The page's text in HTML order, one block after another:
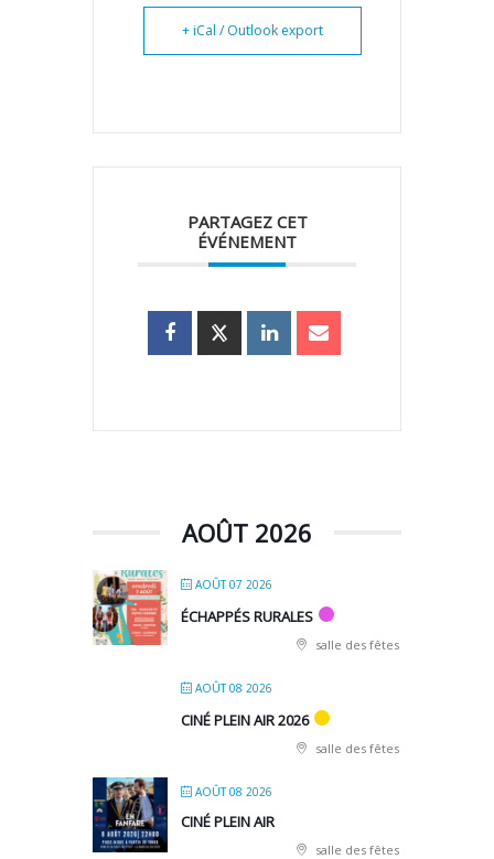
+ iCal / Outlook export
PARTAGEZ CET
ÉVÉNEMENT
AOÛT 2026
AOÛT 07 2026
ÉCHAPPÉS RURALES
salle des fêtes
AOÛT 08 2026
CINÉ PLEIN AIR 2026
salle des fêtes
AOÛT 08 2026
CINÉ PLEIN AIR
salle des fêtes